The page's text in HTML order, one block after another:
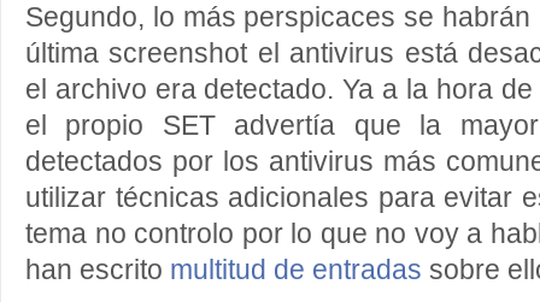
Segundo, lo más perspicaces se
última screenshot el antivirus está
el archivo era detectado. Ya a la hora
el propio SET advertía que la
detectados por los antivirus más
utilizar técnicas adicionales para evitar
tema no controlo por lo que no voy a
han escrito multitud de entradas sobre